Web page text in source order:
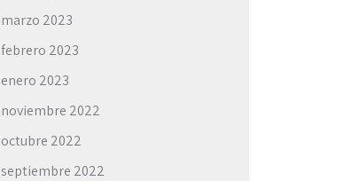
marzo 2023
febrero 2023
enero 2023
noviembre 2022
octubre 2022
septiembre 2022